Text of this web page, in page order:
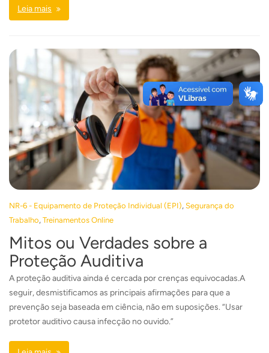
Leia mais
NR-6 - Equipamento de Proteção Individual (EPI), Segurança do
Trabalho, Treinamentos Online
Mitos ou Verdades sobre a
Proteção Auditiva
A proteção auditiva ainda é cercada por crenças equivocadas.A
seguir, desmistificamos as principais afirmações para que a
prevenção seja baseada em ciência, não em suposições. “Usar
protetor auditivo causa infecção no ouvido.”